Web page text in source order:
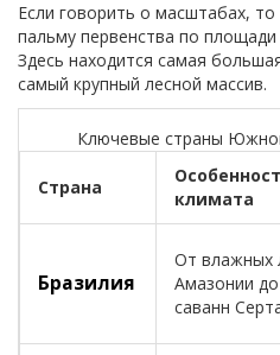
Если говорить о масштабах,
пальму первенства по площади
Здесь находится самая
самый крупный лесной массив.
Ключевые страны
Страна
климата
Бразилия
От влажных
Амазонии до
саванн